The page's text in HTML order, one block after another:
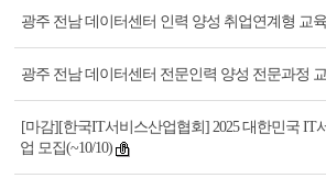
광주 전남 데이터센터 인력 양성 취업연계형 교
광주 전남 데이터센터 전문인력 양성 전문과정
[마감][한국IT서비스산업협회] 2025 대한민국 IT
업 모집(~10/10)